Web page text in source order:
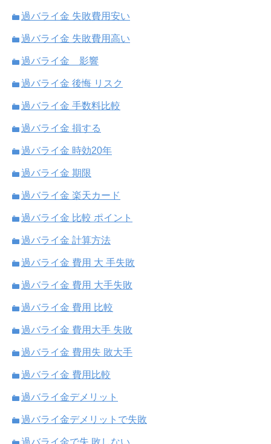
過バライ金 失敗費用安い
過バライ金 失敗費用高い
過バライ金 影響
過バライ金 後悔 リスク
過バライ金 手数料比較
過バライ金 損する
過バライ金 時効20年
過バライ金 期限
過バライ金 楽天カード
過バライ金 比較 ポイント
過バライ金 計算方法
過バライ金 費用 大 手失敗
過バライ金 費用 大手失敗
過バライ金 費用 比較
過バライ金 費用大手 失敗
過バライ金 費用失 敗大手
過バライ金 費用比較
過バライ金デメリット
過バライ金デメリットで失敗